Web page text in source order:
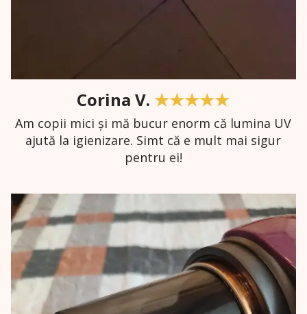
Corina V. ★★★★★
Am copii mici și mă bucur enorm că lumina UV
ajută la igienizare. Simt că e mult mai sigur
pentru ei!